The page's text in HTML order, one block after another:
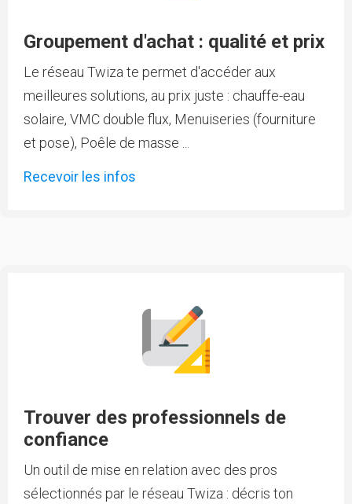
Groupement d'achat : qualité et prix
Le réseau Twiza te permet d'accéder aux
meilleures solutions, au prix juste : chauffe-eau
solaire, VMC double flux, Menuiseries (fourniture
et pose), Poêle de masse ...
Recevoir les infos
Trouver des professionnels de
confiance
Un outil de mise en relation avec des pros
sélectionnés par le réseau Twiza : décris ton